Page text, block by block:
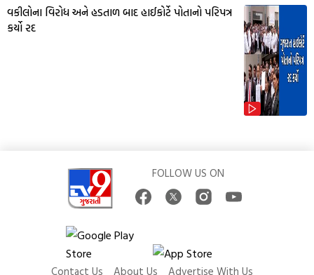
વકીલોના વિરોધ અને હડતાળ બાદ હાઈકોર્ટે પોતાનો પરિપત્ર
કર્યો રદ
FOLLOW US ON
Contact Us About Us Advertise With Us